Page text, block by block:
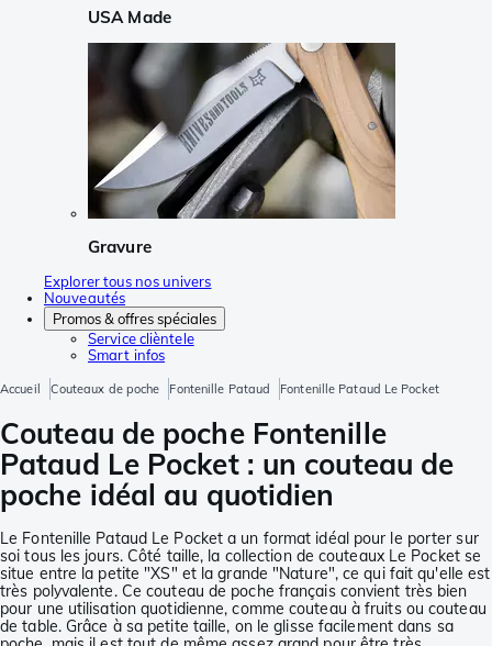
USA Made
Gravure
Explorer tous nos univers
Nouveautés
Promos & offres spéciales
Service clièntele
Smart infos
Accueil Couteaux de poche Fontenille Pataud Fontenille Pataud Le Pocket
Couteau de poche Fontenille
Pataud Le Pocket : un couteau de
poche idéal au quotidien
Le Fontenille Pataud Le Pocket a un format idéal pour le porter sur
soi tous les jours. Côté taille, la collection de couteaux Le Pocket se
situe entre la petite "XS" et la grande "Nature", ce qui fait qu'elle est
très polyvalente. Ce couteau de poche français convient très bien
pour une utilisation quotidienne, comme couteau à fruits ou couteau
de table. Grâce à sa petite taille, on le glisse facilement dans sa